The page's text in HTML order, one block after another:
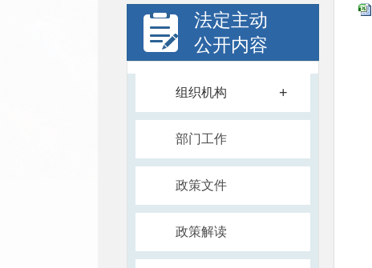
法定主动
公开内容
组织机构 +
部门工作
政策文件
政策解读